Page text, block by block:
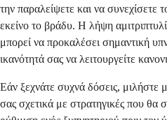
την παραλείψετε και να συνεχίσετε
εκείνο το βράδυ. Η λήψη
μπορεί να προκαλέσει σημαντική
ικανότητά σας να λειτουργείτε
Εάν ξεχνάτε συχνά δόσεις, μιλήστε
σας σχετικά με στρατηγικές που